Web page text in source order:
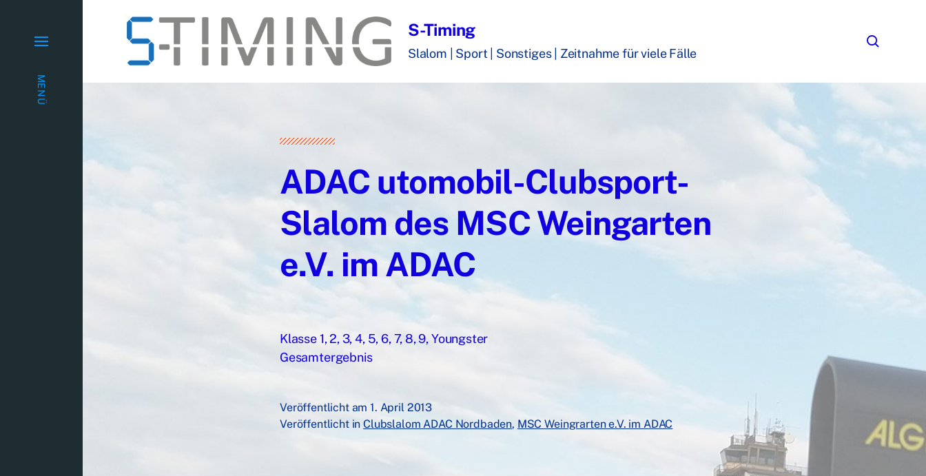
MENÜ
S-Timing
Slalom | Sport | Sonstiges | Zeitnahme für viele Fälle
ADAC utomobil-Clubsport-
Slalom des MSC Weingarten
e.V. im ADAC
Klasse 1, 2, 3, 4, 5, 6, 7, 8, 9, Youngster
Gesamtergebnis
Veröffentlicht am1. April 2013
Veröffentlicht inClubslalom ADAC Nordbaden, MSC Weingrarten e.V. im ADAC